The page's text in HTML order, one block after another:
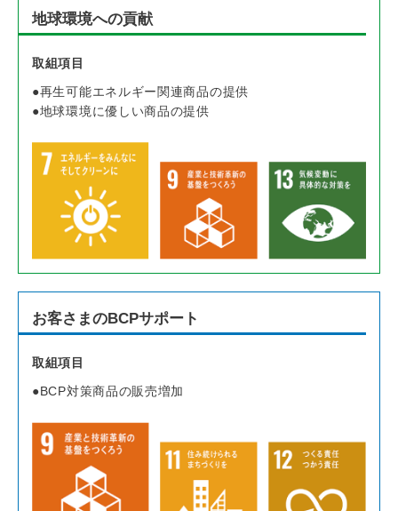
地球環境への貢献
取組項目
再生可能エネルギー関連商品の提供
地球環境に優しい商品の提供
お客さまのBCPサポート
取組項目
BCP対策商品の販売増加